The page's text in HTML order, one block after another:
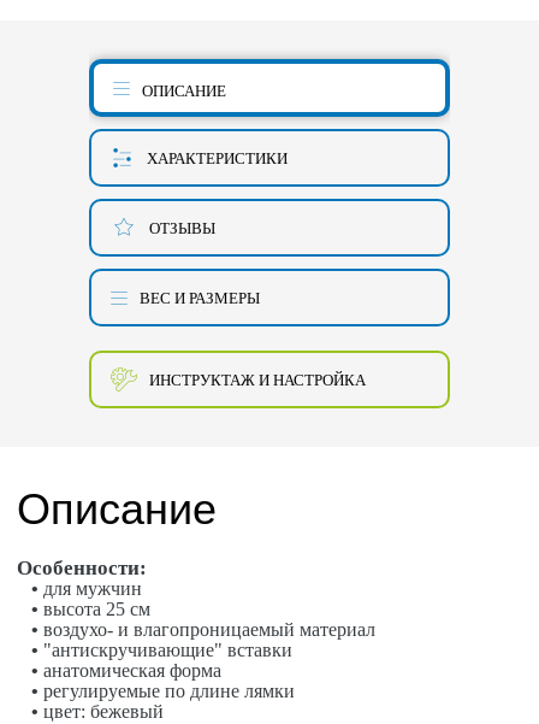
ОПИСАНИЕ
ХАРАКТЕРИСТИКИ
ОТЗЫВЫ
ВЕС И РАЗМЕРЫ
ИНСТРУКТАЖ И НАСТРОЙКА
Описание
Особенности:
• для мужчин
• высота 25 см
• воздухо- и влагопроницаемый материал
• "антискручивающие" вставки
•анатомическая форма
• регулируемые по длине лямки
•цвет: бежевый